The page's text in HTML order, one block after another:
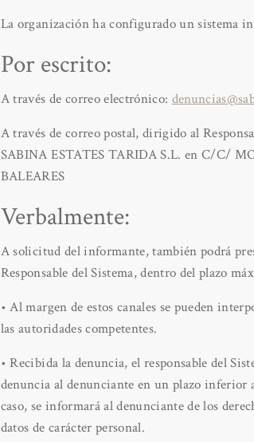
La organización ha configurado un sistema
Por escrito:
A través de correo electrónico:
A través de correo postal, dirigido al
SABINA ESTATES TARIDA S.L. en C/C/
BALEARES
Verbalmente:
A solicitud del informante, también podrá
Responsable del Sistema, dentro del plazo
• Al margen de estos canales se pueden
las autoridades competentes.
• Recibida la denuncia, el responsable del
denuncia al denunciante en un plazo inferior
caso, se informará al denunciante de los
datos de carácter personal.